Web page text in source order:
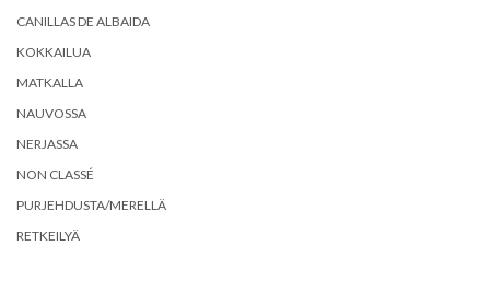
CANILLAS DE ALBAIDA
KOKKAILUA
MATKALLA
NAUVOSSA
NERJASSA
NON CLASSÉ
PURJEHDUSTA/MERELLÄ
RETKEILYÄ